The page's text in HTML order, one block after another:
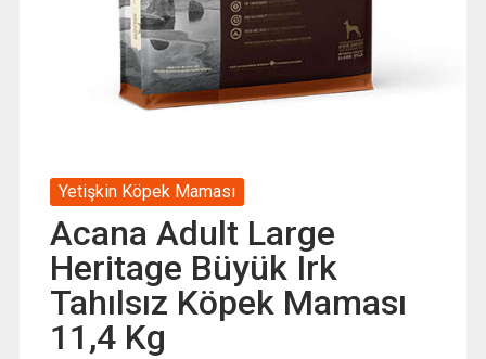
Yetişkin Köpek Maması
Acana Adult Large
Heritage Büyük Irk
Tahılsız Köpek Maması
11,4 Kg